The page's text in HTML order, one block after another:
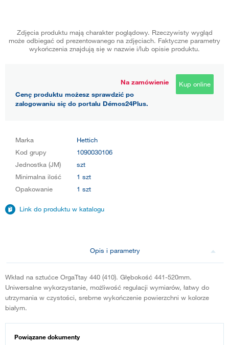
Zdjęcia produktu mają charakter poglądowy. Rzeczywisty wygląd
może odbiegać od prezentowanego na zdjęciach. Faktyczne parametry
wykończenia znajdują się w nazwie i/lub opisie produktu.
Na zamówienie
Cenę produktu możesz sprawdzić po
zalogowaniu się do portalu Démos24Plus.
Kup online
Marka
Hettich
Kod grupy
1090030106
Jednostka (JM)
szt
Minimalna ilość
1 szt
Opakowanie
1 szt
Link do produktu w katalogu
Opis i parametry
Wkład na sztućce OrgaTtay 440 (410). Głębokość 441-520mm.
Uniwersalne wykorzystanie, możliwość regulacji wymiarów, łatwy do
utrzymania w czystości, srebrne wykończenie powierzchni w kolorze
białym.
Powiązane dokumenty